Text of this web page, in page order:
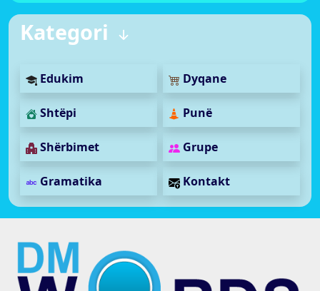
Kategori
Edukim Dyqane
Shtëpi Punë
Shërbimet Grupe
Gramatika Kontakt